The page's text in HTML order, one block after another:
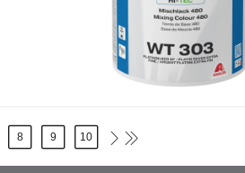
8 9 10